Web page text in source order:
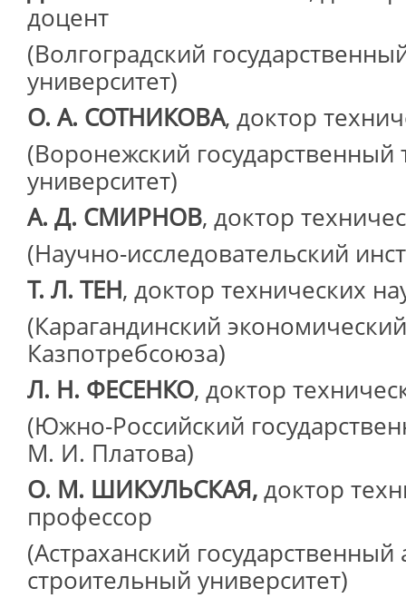
доцент
(Волгоградский
университет)
О. А. СОТНИКОВА, доктор
(Воронежский государственный
университет)
А. Д. СМИРНОВ, доктор
(Научно-исследовательский
Т. Л. ТЕН, доктор технических
(Карагандинский
Казпотребсоюза)
Л. Н. ФЕСЕНКО, доктор
(Южно-Российский
М. И. Платова)
О. М. ШИКУЛЬСКАЯ,доктор
профессор
(Астраханский государственный
строительный университет)